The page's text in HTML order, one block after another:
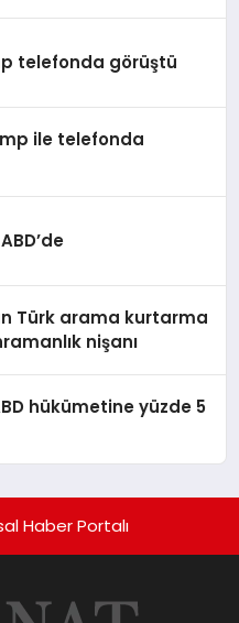
telefonda görüştü
ile telefonda
Türk arama kurtarma
nişanı
hükümetine yüzde 5
Haber Portalı